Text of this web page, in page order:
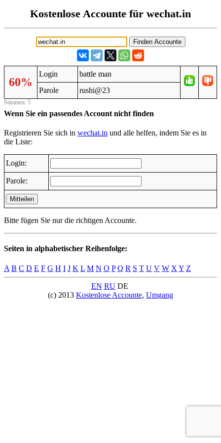
Kostenlose Accounte für wechat.in
60%
Login
battle man
Parole
rushi@23
Stimmen: 5
Wenn Sie ein passendes Account nicht finden
Registrieren Sie sich in wechat.in und alle helfen, indem Sie es in
die Liste:
Login:
Parole:
Mitteilen
Bitte fügen Sie nur die richtigen Accounte.
Seiten in alphabetischer Reihenfolge:
A B C D E F G H I J K L M N O P Q R S T U V W X Y Z
EN RUDE
(c) 2013 Kostenlose Accounte, Umgang